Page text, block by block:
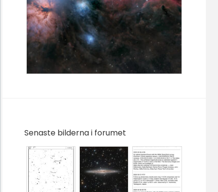
Senaste bilderna i forumet